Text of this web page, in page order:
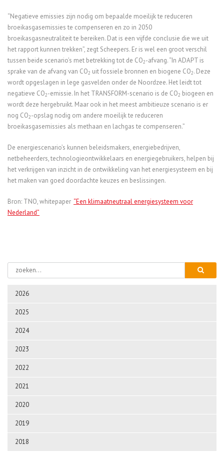
2026
2025
2024
2023
2022
2021
2020
2019
2018
“Negatieve emissies zijn nodig om bepaalde moeilijk te reduceren
broeikasgasemissies te compenseren en zo in 2050
broeikasgasneutraliteit te bereiken. Dat is een vijfde conclusie die we uit
het rapport kunnen trekken”, zegt Scheepers. Er is wel een groot verschil
tussen beide scenario’s met betrekking tot de CO2-afvang. “In ADAPT is
sprake van de afvang van CO2 uit fossiele bronnen en biogene CO2. Deze
wordt opgeslagen in lege gasvelden onder de Noordzee. Het leidt tot
negatieve CO2-emissie. In het TRANSFORM-scenario is de CO2 biogeen en
wordt deze hergebruikt. Maar ook in het meest ambitieuze scenario is er
nog CO2-opslag nodig om andere moeilijk te reduceren
broeikasgasemissies als methaan en lachgas te compenseren.”
De energiescenario’s kunnen beleidsmakers, energiebedrijven,
netbeheerders, technologieontwikkelaars en energiegebruikers, helpen bij
het verkrijgen van inzicht in de ontwikkeling van het energiesysteem en bij
het maken van goed doordachte keuzes en beslissingen.
Bron: TNO, whitepaper “Een klimaatneutraal energiesysteem voor
Nederland”